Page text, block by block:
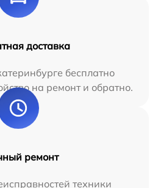
доставка
бесплатно
на ремонт и обратно.
ремонт
техники